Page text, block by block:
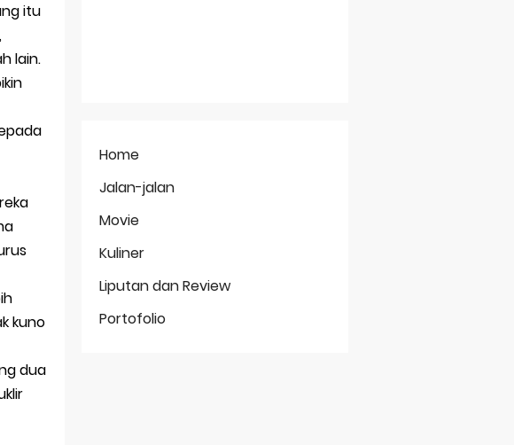
itu
lain.
kuno
dua
Home
Jalan-jalan
Movie
Kuliner
Liputan dan Review
Portofolio